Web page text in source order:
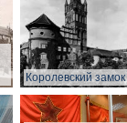
Королевский замок